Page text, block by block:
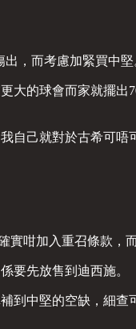
，而考慮加緊買中堅
的球會而家就擺出
己就對於古希可唔
咁加入重召條款，
要先放售到迪西施。
到中堅的空缺，細